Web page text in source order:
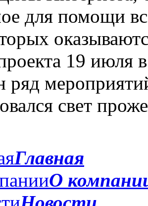
для помощи
19 июля
ряд
свет
Главная
О